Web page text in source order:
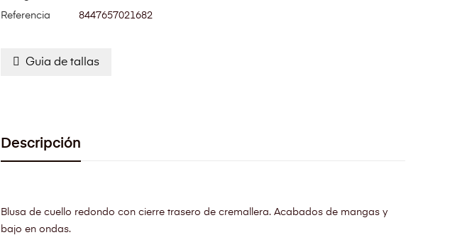
Referencia
8447657021682
Guia de tallas
Descripción
Blusa de cuello redondo con cierre trasero de cremallera. Acabados de mangas y
bajo en ondas.